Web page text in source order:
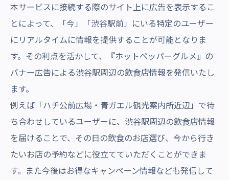
本サービスに接続する際のサイト上に広告を表示するこ
とによって、「今」「渋谷駅前」にいる特定のユーザー
にリアルタイムに情報を提供することが可能となりま
す。その利点を活かして、『ホットペッパーグルメ』の
バナー広告による渋谷駅周辺の飲食店情報を発信いたし
ます。
例えば「ハチ公前広場・青ガエル観光案内所近辺」で待
ち合わせしているユーザーに、渋谷駅周辺の飲食店情報
を届けることで、その日の飲食のお店選び、今から行き
たいお店の予約などに役立てていただくことができま
す。また今後はお得なキャンペーン情報なども発信して